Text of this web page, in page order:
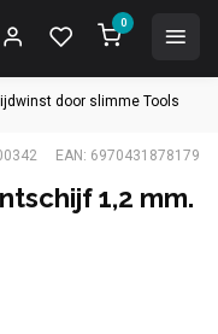
0
door slimme Tools
EAN: 6970431878179
1,2 mm.